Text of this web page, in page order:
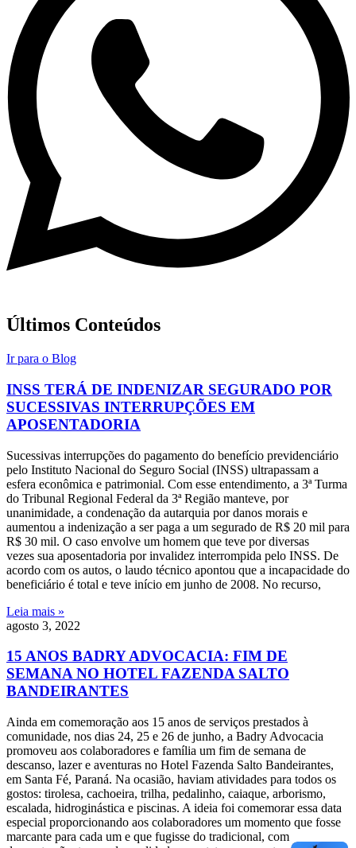
Últimos Conteúdos
Ir para o Blog
INSS TERÁ DE INDENIZAR SEGURADO POR
SUCESSIVAS INTERRUPÇÕES EM
APOSENTADORIA
Sucessivas interrupções do pagamento do benefício previdenciário
pelo Instituto Nacional do Seguro Social (INSS) ultrapassam a
esfera econômica e patrimonial. Com esse entendimento, a 3ª Turma
do Tribunal Regional Federal da 3ª Região manteve, por
unanimidade, a condenação da autarquia por danos morais e
aumentou a indenização a ser paga a um segurado de R$ 20 mil para
R$ 30 mil. O caso envolve um homem que teve por diversas
vezes sua aposentadoria por invalidez interrompida pelo INSS. De
acordo com os autos, o laudo técnico apontou que a incapacidade do
beneficiário é total e teve início em junho de 2008. No recurso,
Leia mais »
agosto 3, 2022
15 ANOS BADRY ADVOCACIA: FIM DE
SEMANA NO HOTEL FAZENDA SALTO
BANDEIRANTES
Ainda em comemoração aos 15 anos de serviços prestados à
comunidade, nos dias 24, 25 e 26 de junho, a Badry Advocacia
promoveu aos colaboradores e família um fim de semana de
descanso, lazer e aventuras no Hotel Fazenda Salto Bandeirantes,
em Santa Fé, Paraná. Na ocasião, haviam atividades para todos os
gostos: tirolesa, cachoeira, trilha, pedalinho, caiaque, arborismo,
escalada, hidroginástica e piscinas. A ideia foi comemorar essa data
especial proporcionando aos colaboradores um momento que fosse
marcante para cada um e que fugisse do tradicional, com